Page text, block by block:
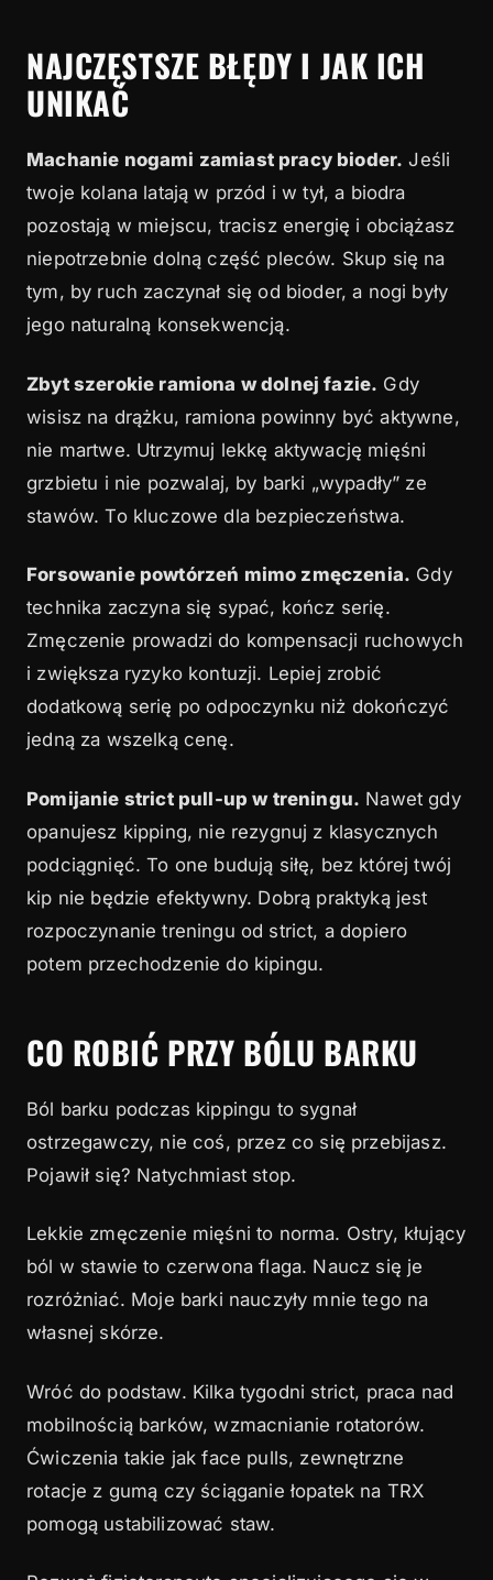
NAJCZĘSTSZE BŁĘDY I JAK ICH
UNIKAĆ
Machanie nogami zamiast pracy bioder. Jeśli
twoje kolana latają w przód i w tył, a biodra
pozostają w miejscu, tracisz energię i obciążasz
niepotrzebnie dolną część pleców. Skup się na
tym, by ruch zaczynał się od bioder, a nogi były
jego naturalną konsekwencją.
Zbyt szerokie ramiona w dolnej fazie. Gdy
wisisz na drążku, ramiona powinny być aktywne,
nie martwe. Utrzymuj lekkę aktywację mięśni
grzbietu i nie pozwalaj, by barki „wypadły” ze
stawów. To kluczowe dla bezpieczeństwa.
Forsowanie powtórzeń mimo zmęczenia. Gdy
technika zaczyna się sypać, kończ serię.
Zmęczenie prowadzi do kompensacji ruchowych
i zwiększa ryzyko kontuzji. Lepiej zrobić
dodatkową serię po odpoczynku niż dokończyć
jedną za wszelką cenę.
Pomijanie strict pull-up w treningu. Nawet gdy
opanujesz kipping, nie rezygnuj z klasycznych
podciągnięć. To one budują siłę, bez której twój
kip nie będzie efektywny. Dobrą praktyką jest
rozpoczynanie treningu od strict, a dopiero
potem przechodzenie do kipingu.
CO ROBIĆ PRZY BÓLU BARKU
Ból barku podczas kippingu to sygnał
ostrzegawczy, nie coś, przez co się przebijasz.
Pojawił się? Natychmiast stop.
Lekkie zmęczenie mięśni to norma. Ostry, kłujący
ból w stawie to czerwona flaga. Naucz się je
rozróżniać. Moje barki nauczyły mnie tego na
własnej skórze.
Wróć do podstaw. Kilka tygodni strict, praca nad
mobilnością barków, wzmacnianie rotatorów.
Ćwiczenia takie jak face pulls, zewnętrzne
rotacje z gumą czy ściąganie łopatek na TRX
pomogą ustabilizować staw.